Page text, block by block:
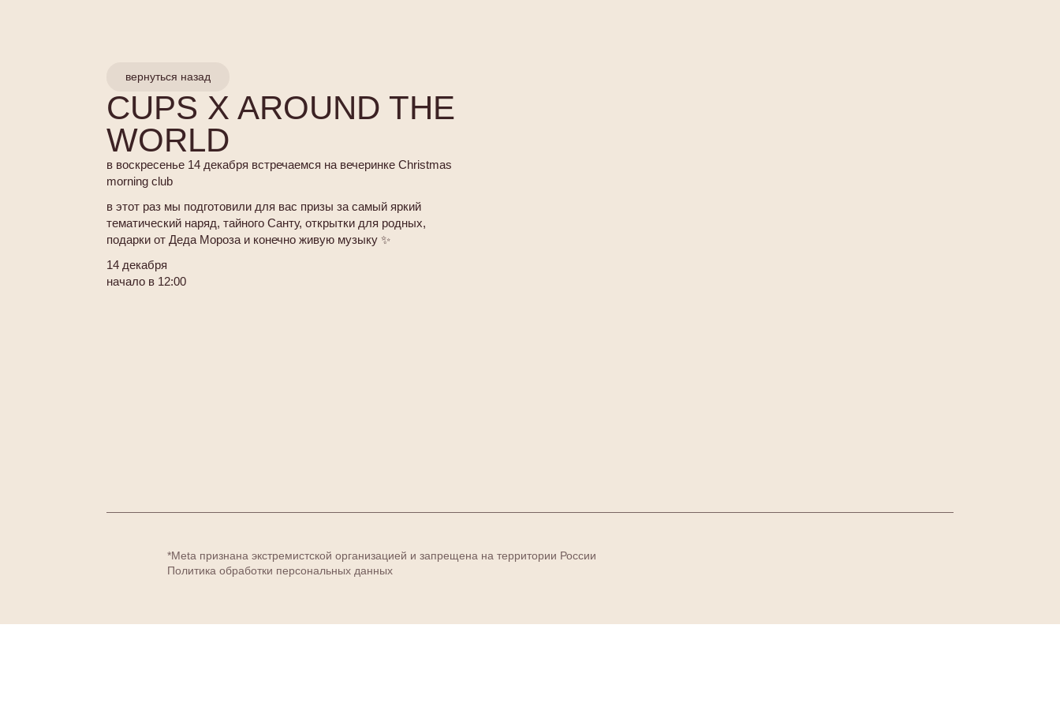
вернуться назад
CUPS X AROUND THE
WORLD
в воскресенье 14 декабря встречаемся на вечеринке Christmas
morning club
в этот раз мы подготовили для вас призы за самый яркий
тематический наряд, тайного Санту, открытки для родных,
подарки от Деда Мороза и конечно живую музыку ✨
14 декабря
начало в 12:00
*Meta признана экстремистской организацией и запрещена на территории России
Политика обработки персональных данных